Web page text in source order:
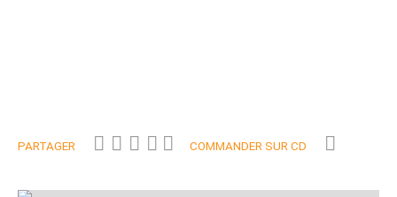
PARTAGER COMMANDER SUR CD